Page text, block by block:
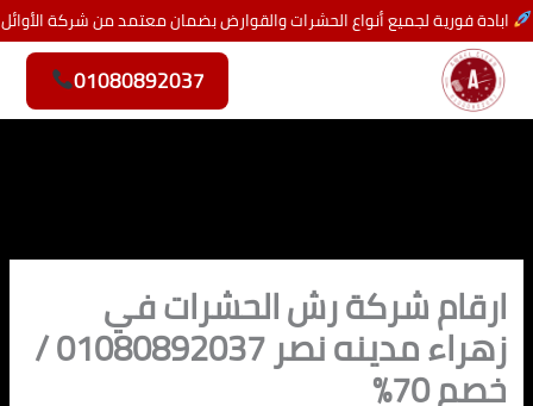
تخطي
إلى
المحتوى
ابادة فورية لجميع أنواع الحشرات والقوارض بضمان معتمد من شركة الأوائل
01080892037
ارقام شركة رش الحشرات في
زهراء مدينه نصر 01080892037 /
خصم 70%